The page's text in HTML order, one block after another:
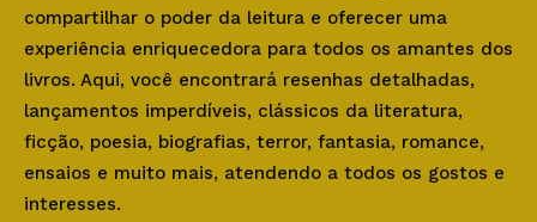
compartilhar o poder da leitura e oferecer uma
experiência enriquecedora para todos os amantes dos
livros. Aqui, você encontrará resenhas detalhadas,
lançamentos imperdíveis, clássicos da literatura,
ficção, poesia, biografias, terror, fantasia, romance,
ensaios e muito mais, atendendo a todos os gostos e
interesses.